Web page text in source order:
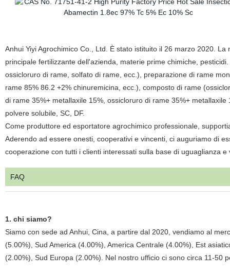
Anhui Yiyi Agrochimico Co., Ltd. È stato istituito il 26 marzo 2020.
principale fertilizzante dell'azienda, materie prime chimiche,
ossicloruro di rame, solfato di rame, ecc.), preparazione di rame
rame 85% 86.2 +2% chinuremicina, ecc.), composto di rame
di rame 35%+ metallaxile 15%, ossicloruro di rame 35%+
polvere solubile, SC, DF.
Come produttore ed esportatore agrochimico professionale,
Aderendo ad essere onesti, cooperativi e vincenti, ci auguriamo di
cooperazione con tutti i clienti interessati sulla base di uguaglianza
FAQ
1. chi siamo?
Siamo con sede ad Anhui, Cina, a partire dal 2020, vendiamo al
(5.00%), Sud America (4.00%), America Centrale (4.00%), Est
(2.00%), Sud Europa (2.00%). Nel nostro ufficio ci sono circa 11-50